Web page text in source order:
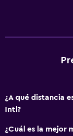
¿A qué distancia
Intl?
¿Cuál es la mejor